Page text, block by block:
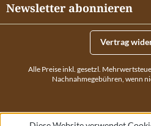
Newsletter abonnieren
Vertrag
Alle Preise inkl. gesetzl.
Nachnahmegebühren, wenn